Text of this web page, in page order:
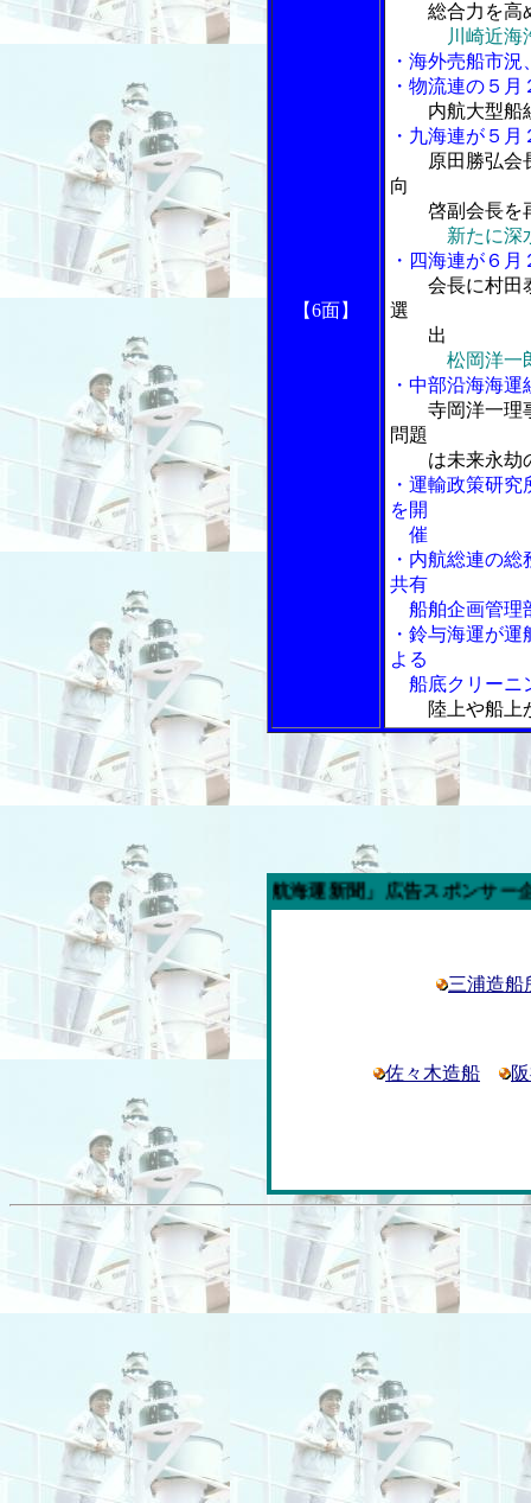
【6面】
総合力を高
川崎近
・海外売船市
・物流連の５
内航大型船
・九海連が５
原田勝弘会
向
啓副会長を
新たに深
・四海連が６
会長に村田
選
出
松岡洋一
・中部沿海海
寺岡洋一理
問題
は未来永劫
・運輸政策研
を開
催
・内航総連の
共有
船舶企画管理
・鈴与海運が
よる
船底クリーニ
陸上や船上
今週の「内航海運新聞」広告スポンサー企業
三浦造船
佐々木造船